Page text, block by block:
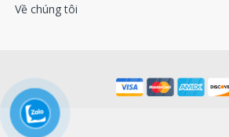
Lọc nhớt, lọc dầu / Oil filter Atlas
Lọc tách nhớt / Separator Atlas
Về chúng tôi